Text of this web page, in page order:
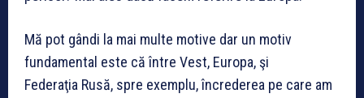
Mă pot gândi la mai multe motive dar un motiv
fundamental este că între Vest, Europa, şi
Federaţia Rusă, spre exemplu, încrederea pe care am